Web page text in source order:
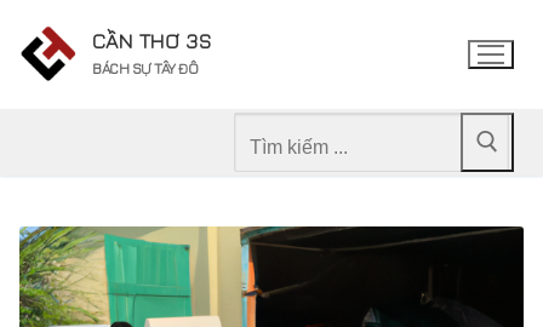
đến
CẦN THƠ 3S
BÁCH SỰ TÂY ĐÔ
kiếm